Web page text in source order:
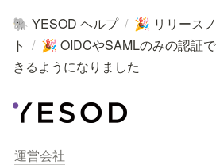
🐘 YESOD ヘルプ / 🎉 リリース
ト / 🎉 OIDCやSAMLのみの認証
きるようになりました
運営会社